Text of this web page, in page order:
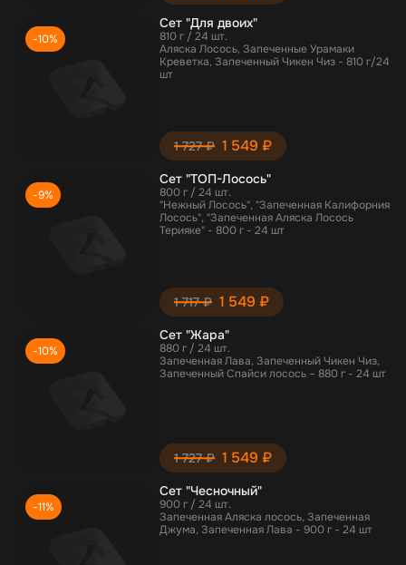
-10%
Сет "Для двоих"
810 г / 24 шт.
Аляска Лосось, Запеченные Урамаки
Креветка, Запеченный Чикен Чиз - 810 г/24
шт
1 727 ₽ 1 549 ₽
-9%
Сет "ТОП-Лосось"
800 г / 24 шт.
"Нежный Лосось", "Запеченная Калифорния
Лосось", "Запеченная Аляска Лосось
Терияке" - 800 г - 24 шт
1 717 ₽ 1 549 ₽
-10%
Сет "Жара"
880 г / 24 шт.
Запеченная Лава, Запеченный Чикен Чиз,
Запеченный Спайси лосось – 880 г - 24 шт
1 727 ₽ 1 549 ₽
-11%
Сет "Чесночный"
900 г / 24 шт.
Запеченная Аляска лосось, Запеченная
Джума, Запеченная Лава - 900 г - 24 шт